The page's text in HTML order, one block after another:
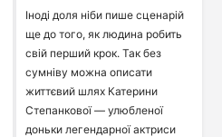
Іноді доля ніби пише сценарій
ще до того, як людина робить
свій перший крок. Так без
сумніву можна описати
життєвий шлях Катерини
Степанкової — улюбленої
доньки легендарної актриси